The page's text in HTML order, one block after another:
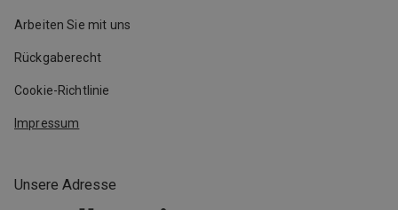
Unsere Adresse
Arbeiten Sie mit uns
Rückgaberecht
Cookie-Richtlinie
Impressum